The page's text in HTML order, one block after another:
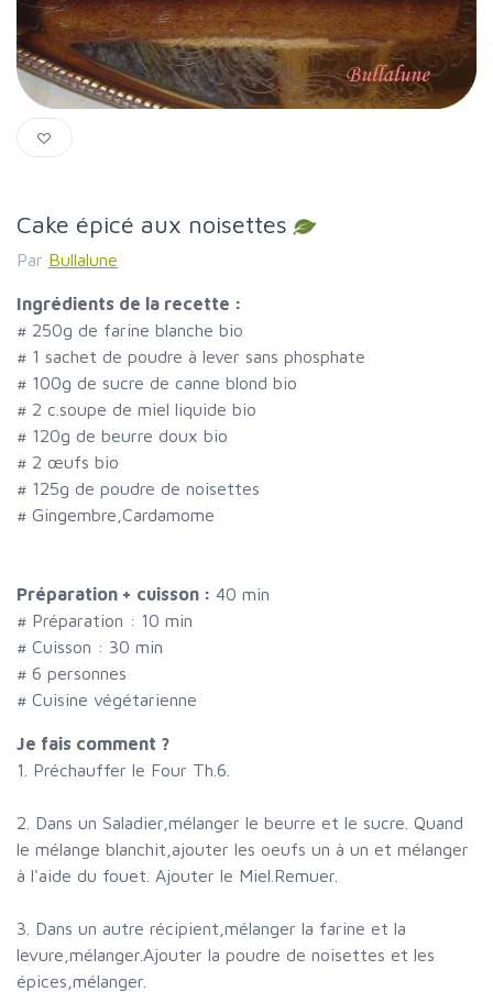
Cake épicé aux noisettes
Par Bullalune
Ingrédients de la recette :
# 250g de farine blanche bio
# 1 sachet de poudre à lever sans phosphate
# 100g de sucre de canne blond bio
# 2 c.soupe de miel liquide bio
# 120g de beurre doux bio
# 2 œufs bio
# 125g de poudre de noisettes
# Gingembre,Cardamome
Préparation + cuisson : 40 min
# Préparation : 10 min
# Cuisson : 30 min
# 6 personnes
# Cuisine végétarienne
Je fais comment ?
1. Préchauffer le Four Th.6.
2. Dans un Saladier,mélanger le beurre et le sucre. Quand
le mélange blanchit,ajouter les oeufs un à un et mélanger
à l'aide du fouet. Ajouter le Miel.Remuer.
3. Dans un autre récipient,mélanger la farine et la
levure,mélanger.Ajouter la poudre de noisettes et les
épices,mélanger.